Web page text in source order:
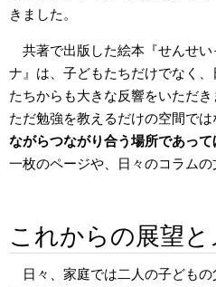
きました。
共著で出版した絵本『せんせ
ナ』は、子どもたちだけでなく
たちからも大きな反響をいただき
ただ勉強を教えるだけの空間では
ながらつながり合う場所であって
一枚のページや、日々のコラムの
これからの展望
日々、家庭では二人の子ども